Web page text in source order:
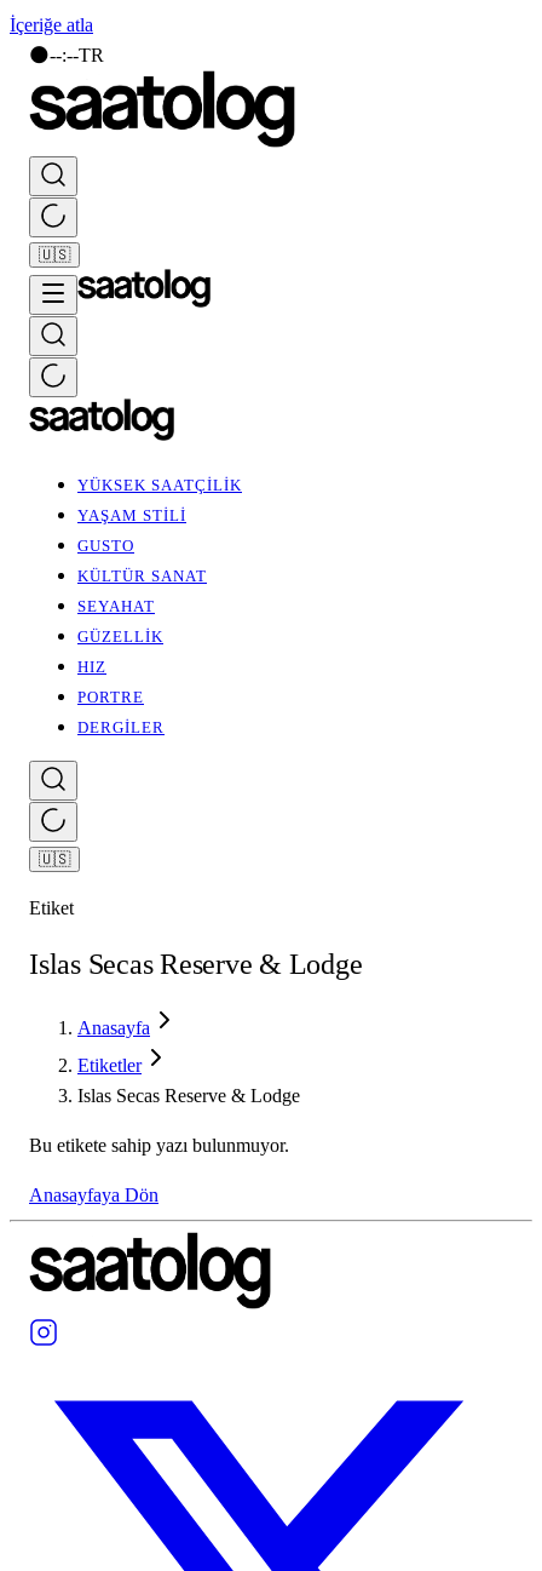
İçeriğe atla
🌑--:--TR
🇺🇸
YÜKSEK SAATÇİLİK
YAŞAM STİLİ
GUSTO
KÜLTÜR SANAT
SEYAHAT
GÜZELLİK
HIZ
PORTRE
DERGİLER
🇺🇸
Etiket
Islas Secas Reserve & Lodge
Anasayfa
Etiketler
Islas Secas Reserve & Lodge
Bu etikete sahip yazı bulunmuyor.
Anasayfaya Dön